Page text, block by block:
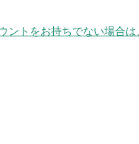
ントをお持ちでない場合